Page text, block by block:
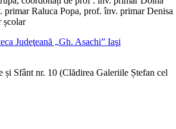
primar Raluca Popa, prof. înv. primar Denisa
școlar
și Sfânt nr. 10 (Clădirea Galeriile Ștefan cel